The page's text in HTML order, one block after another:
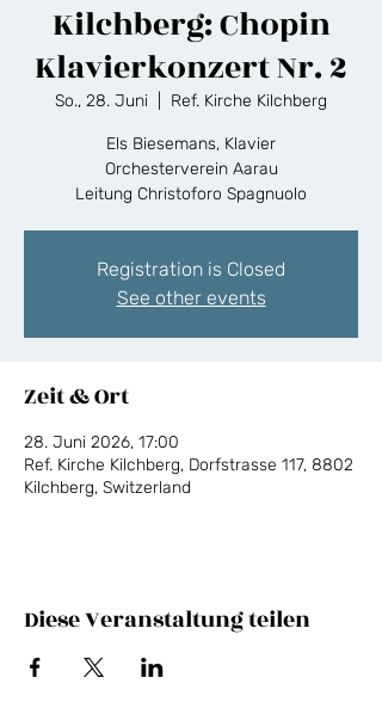
Kilchberg: Chopin
Klavierkonzert Nr. 2
So., 28. Juni Ref. Kirche Kilchberg
Els Biesemans, Klavier
Orchesterverein Aarau
Leitung Christoforo Spagnuolo
Registration is Closed
See other events
Zeit & Ort
28. Juni 2026, 17:00
Ref. Kirche Kilchberg, Dorfstrasse 117, 8802
Kilchberg, Switzerland
Diese Veranstaltung teilen